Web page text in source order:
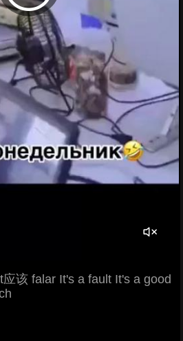
该 falar It's a fault It's a good